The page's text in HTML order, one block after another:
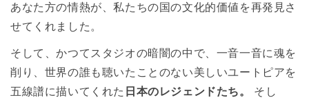
あなた方の情熱が、私たちの国の文化的価値を再発見さ
せてくれました。
そして、かつてスタジオの暗闇の中で、一音一音に魂を
削り、世界の誰も聴いたことのない美しいユートピアを
五線譜に描いてくれた 日本のレジェンドたち。
そし